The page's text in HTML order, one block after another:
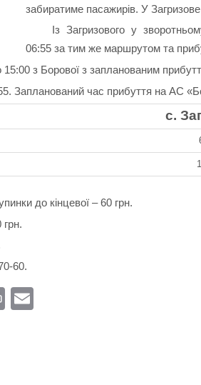
забиратиме пасажирів. У
Із Загризового у
06:55 за тим же маршрутом та
з Борової з запланованим
Запланований час прибуття на АС
с.
до кінцевої – 60 грн.
60.
Pr